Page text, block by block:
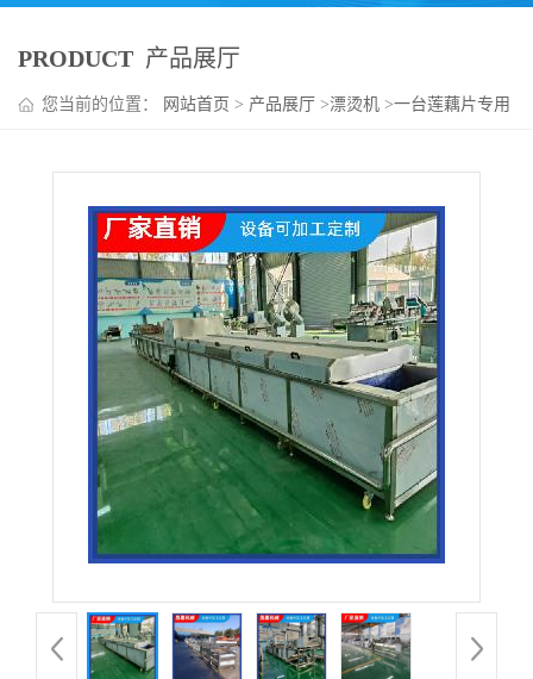
PRODUCT 产品展厅
您当前的位置： 网站首页 > 产品展厅 >漂烫机 >一台莲藕片专用